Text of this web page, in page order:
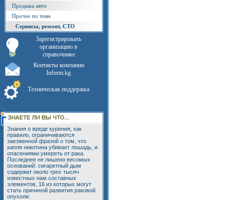
Продажа авто
Прочее по теме
Сервисы, ремонт, СТО
Зарегистрировать
организацию в
справочнике
Контакты компании
Inform.kg
Техническая поддержка
Знания о вреде курения, как
правило, ограничиваются
заезженной фразой о том, что
капля никотина убивает лошадь, и
опасениями умереть от рака.
Последнее не лишено весомых
оснований: сигаретный дым
содержит около трех тысяч
известных нам составных
элементов, 16 из которых могут
стать причиной развития раковой
опухоли.